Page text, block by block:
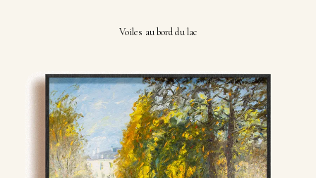
Voiles au bord du lac